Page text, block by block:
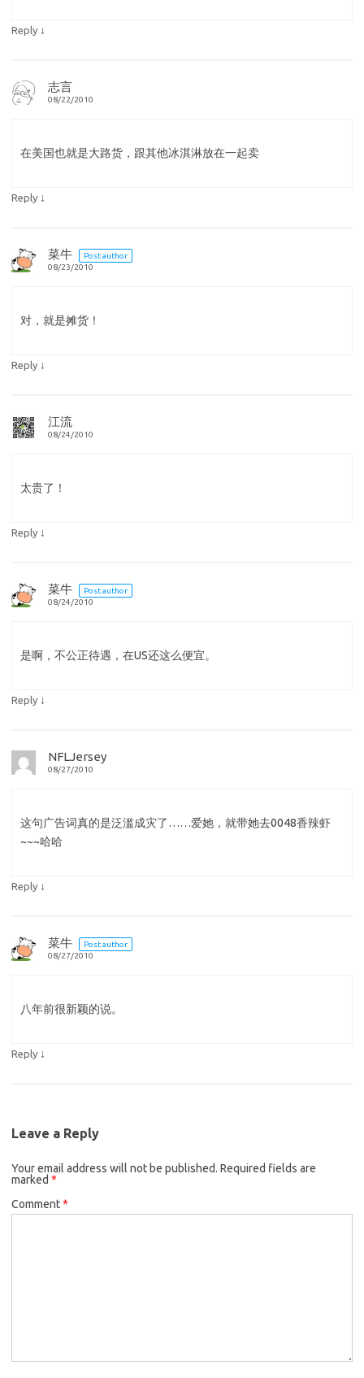
Reply ↓
志言
08/22/2010
在美国也就是大路货，跟其他冰淇淋放在一起卖
Reply ↓
菜牛
Post author
08/23/2010
对，就是摊货！
Reply ↓
江流
08/24/2010
太贵了！
Reply ↓
菜牛
Post author
08/24/2010
是啊，不公正待遇，在US还这么便宜。
Reply ↓
NFLJersey
08/27/2010
这句广告词真的是泛滥成灾了……爱她，就带她去0048香辣虾
~~~哈哈
Reply ↓
菜牛
Post author
08/27/2010
八年前很新颖的说。
Reply ↓
Leave a Reply
Your email address will not be published. Required fields are
marked *
Comment*